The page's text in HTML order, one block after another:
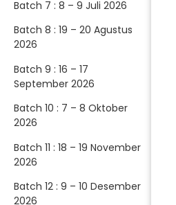
Batch 7 : 8 – 9 Juli 2026
Batch 8 : 19 – 20 Agustus
2026
Batch 9 : 16 – 17
September 2026
Batch 10 : 7 – 8 Oktober
2026
Batch 11 : 18 – 19 November
2026
Batch 12 : 9 – 10 Desember
2026